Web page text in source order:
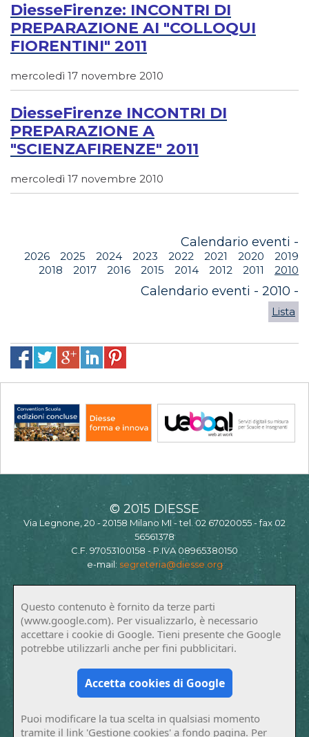
DiesseFirenze: INCONTRI DI
PREPARAZIONE AI "COLLOQUI
FIORENTINI" 2011
mercoledì 17 novembre 2010
DiesseFirenze INCONTRI DI
PREPARAZIONE A
"SCIENZAFIRENZE" 2011
mercoledì 17 novembre 2010
Calendario eventi -
2026 2025 2024 2023 2022 2021 2020
2019
2018
2017 2016 2015 2014 2012 2011 2010
Calendario eventi - 2010 -
Lista
© 2015 DIESSE
Via Legnone, 20 - 20158 Milano MI - tel. 02 67020055 - fax 02
56561378
C.F. 97053100158 - P.IVA 08965380150
e-mail: segreteria@diesse.org
Questo contenuto è fornito da terze parti
(www.google.com). Per visualizzarlo, è necessario
accettare i cookie di Google. Tieni presente che Google
potrebbe utilizzarli anche per fini pubblicitari.
Accetta cookies di Google
Puoi modificare la tua scelta in qualsiasi momento
tramite il link 'Gestione cookies' a fondo pagina. Per